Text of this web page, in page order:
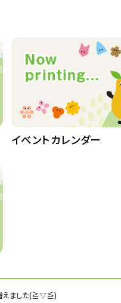
えました(≧▽≦)
407
423
83
6
イベントカレンダー